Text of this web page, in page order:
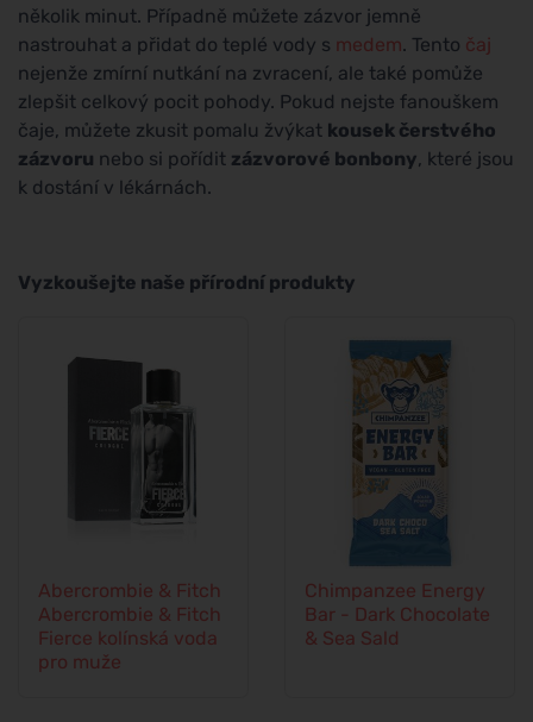
několik minut. Případně můžete zázvor jemně
nastrouhat a přidat do teplé vody s medem. Tento čaj
nejenže zmírní nutkání na zvracení, ale také pomůže
zlepšit celkový pocit pohody. Pokud nejste fanouškem
čaje, můžete zkusit pomalu žvýkat kousek čerstvého
zázvoru nebo si pořídit zázvorové bonbony, které jsou
k dostání v lékárnách.
Vyzkoušejte naše přírodní produkty
Abercrombie & Fitch
Abercrombie & Fitch
Fierce kolínská voda
pro muže
Chimpanzee Energy
Bar - Dark Chocolate
& Sea Sald